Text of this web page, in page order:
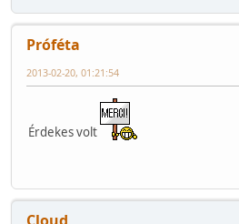
Próféta
2013-02-20, 01:21:54
Érdekes volt